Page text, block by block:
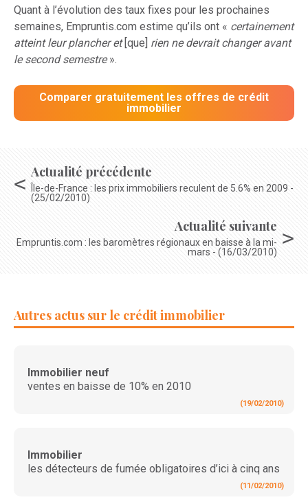
Quant à l’évolution des taux fixes pour les prochaines
semaines, Empruntis.com estime qu’ils ont « certainement
atteint leur plancher et[que] rien ne devrait changer avant
le second semestre».
Comparer gratuitement les offres de crédit
immobilier
Actualité précédente
Île-de-France : les prix immobiliers reculent de 5.6% en 2009 -
(25/02/2010)
Actualité suivante
Empruntis.com : les baromètres régionaux en baisse à la mi-
mars - (16/03/2010)
Autres actus sur le crédit immobilier
Immobilier neuf
ventes en baisse de 10% en 2010
(19/02/2010)
Immobilier
les détecteurs de fumée obligatoires d’ici à cinq ans
(11/02/2010)